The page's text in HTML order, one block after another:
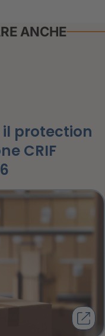
ANCHE
il protection
CRIF